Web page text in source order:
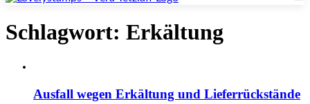
Schlagwort: Erkältung
Ausfall wegen Erkältung und Lieferrückstände